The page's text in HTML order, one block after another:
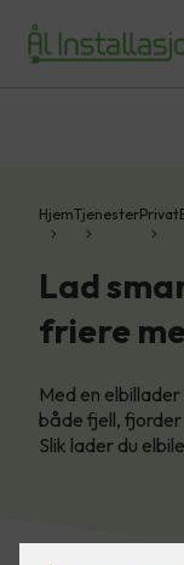
HjemTjenesterPrivat
Lad
friere
Med en
både fjell,
Slik lader du